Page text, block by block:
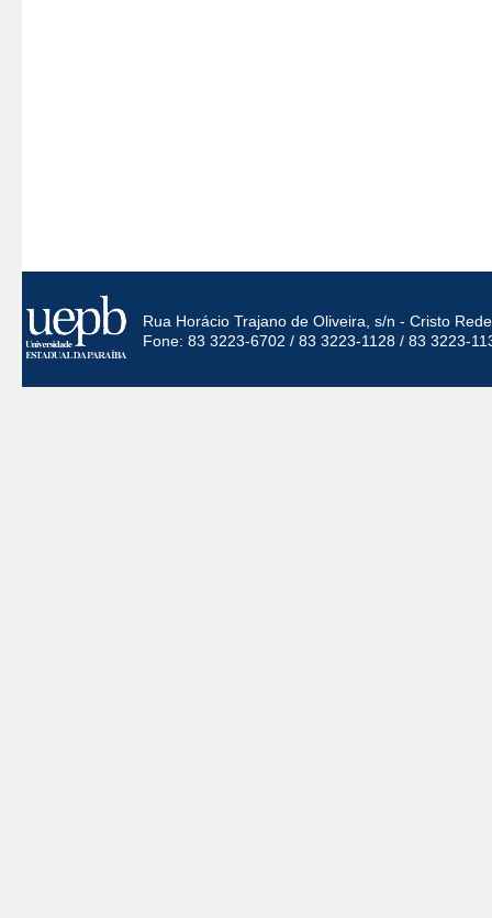
Rua Horácio Trajano de Oliveira, s/n - Cristo
Fone: 83 3223-6702 / 83 3223-1128 / 83 3223-